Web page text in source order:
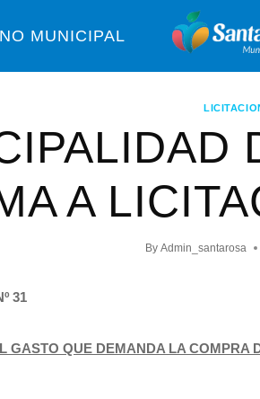
MUNICIPAL
A
By Admin_santarosa
31
GASTO QUE DEMANDA LA COMPRA